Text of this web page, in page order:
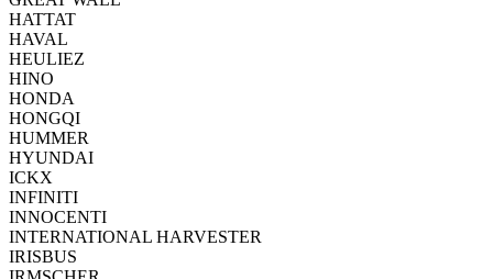
HATTAT
HAVAL
HEULIEZ
HINO
HONDA
HONGQI
HUMMER
HYUNDAI
ICKX
INFINITI
INNOCENTI
INTERNATIONAL HARVESTER
IRISBUS